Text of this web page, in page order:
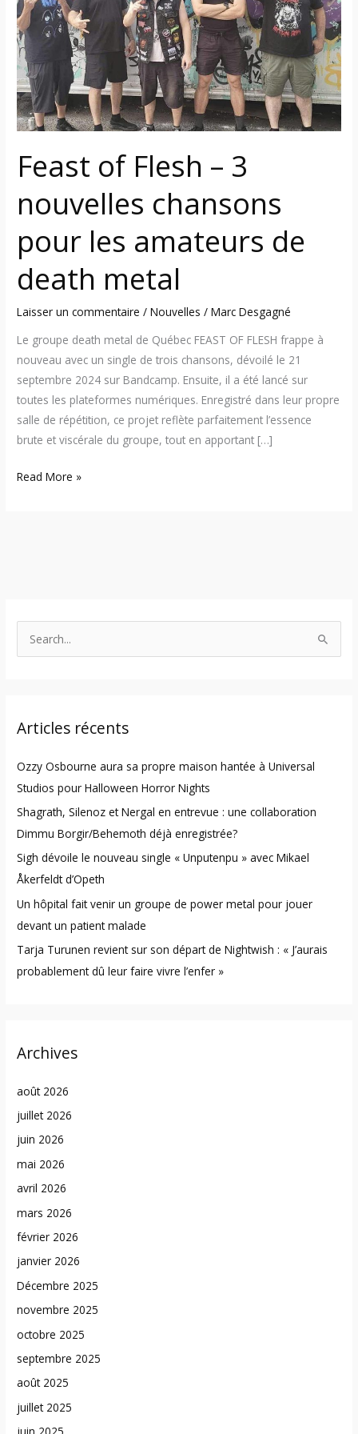
Feast of Flesh – 3
nouvelles chansons
pour les amateurs de
death metal
Laisser un commentaire /Nouvelles /Marc Desgagné
Le groupe death metal de Québec FEAST OF FLESH frappe à
nouveau avec un single de trois chansons, dévoilé le 21
septembre 2024 sur Bandcamp. Ensuite, il a été lancé sur
toutes les plateformes numériques. Enregistré dans leur propre
salle de répétition, ce projet reflète parfaitement l’essence
brute et viscérale du groupe, tout en apportant […]
–
3
nouvelles
chansons
pour
les
amateurs
death
Read More »
c
f
o
r
:
Articles récents
Ozzy Osbourne aura sa propre maison hantée à Universal
Studios pour Halloween Horror Nights
Shagrath, Silenoz et Nergal en entrevue : une collaboration
Dimmu Borgir/Behemoth déjà enregistrée?
Sigh dévoile le nouveau single « Unputenpu » avec Mikael
Åkerfeldt d’Opeth
Un hôpital fait venir un groupe de power metal pour jouer
devant un patient malade
Tarja Turunen revient sur son départ de Nightwish : « J’aurais
probablement dû leur faire vivre l’enfer »
Archives
août 2026
juillet 2026
juin 2026
mai 2026
avril 2026
mars 2026
février 2026
janvier 2026
Décembre 2025
novembre 2025
octobre 2025
septembre 2025
août 2025
juillet 2025